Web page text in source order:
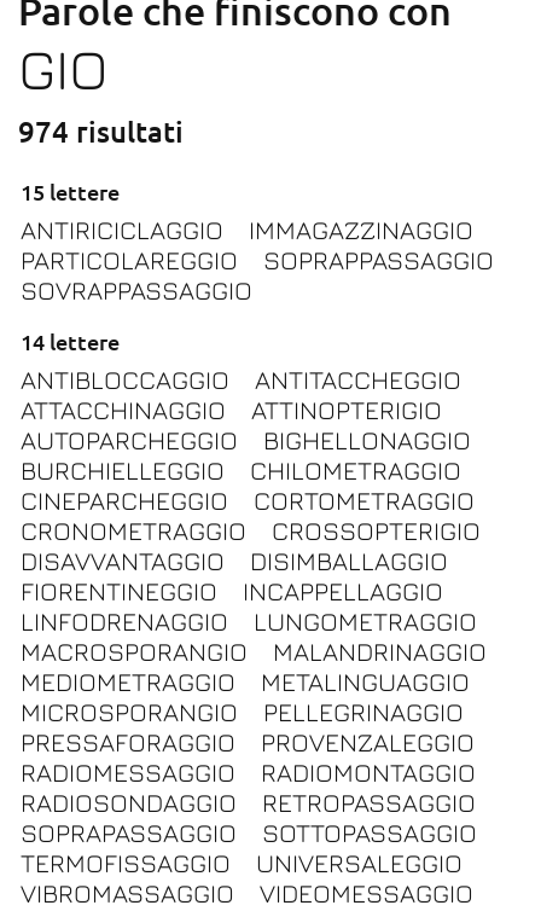
Parole che finiscono con
GIO
974 risultati
15 lettere
ANTIRICICLAGGIO
IMMAGAZZINAGGIO
PARTICOLAREGGIO
SOPRAPPASSAGGIO
SOVRAPPASSAGGIO
14 lettere
ANTIBLOCCAGGIO
ANTITACCHEGGIO
ATTACCHINAGGIO
ATTINOPTERIGIO
AUTOPARCHEGGIO
BIGHELLONAGGIO
BURCHIELLEGGIO
CHILOMETRAGGIO
CINEPARCHEGGIO
CORTOMETRAGGIO
CRONOMETRAGGIO
CROSSOPTERIGIO
DISAVVANTAGGIO
DISIMBALLAGGIO
FIORENTINEGGIO
INCAPPELLAGGIO
LINFODRENAGGIO
LUNGOMETRAGGIO
MACROSPORANGIO
MALANDRINAGGIO
MEDIOMETRAGGIO
METALINGUAGGIO
MICROSPORANGIO
PELLEGRINAGGIO
PRESSAFORAGGIO
PROVENZALEGGIO
RADIOMESSAGGIO
RADIOMONTAGGIO
RADIOSONDAGGIO
RETROPASSAGGIO
SOPRAPASSAGGIO
SOTTOPASSAGGIO
TERMOFISSAGGIO
UNIVERSALEGGIO
VIBROMASSAGGIO
VIDEOMESSAGGIO